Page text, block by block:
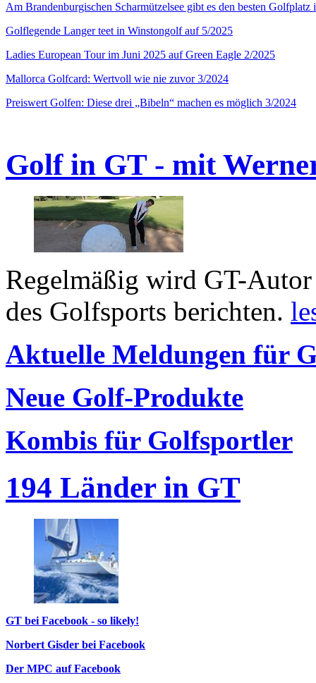
Am Brandenburgischen Scharmützelsee gibt es den besten
Golflegende Langer teet in Winstongolf auf 5/2025
Ladies European Tour im Juni 2025 auf Green Eagle 2/2025
Mallorca Golfcard: Wertvoll wie nie zuvor 3/2024
Preiswert Golfen: Diese drei „Bibeln“ machen es möglich 3/2024
Golf in GT - mit
Regelmäßig wird GT-
des Golfsports berichten.
Aktuelle Meldungen für
Neue Golf-Produkte
Kombis für Golfsportler
194 Länder in GT
GT bei Facebook - so likely!
Norbert Gisder bei Facebook
Der MPC auf Facebook